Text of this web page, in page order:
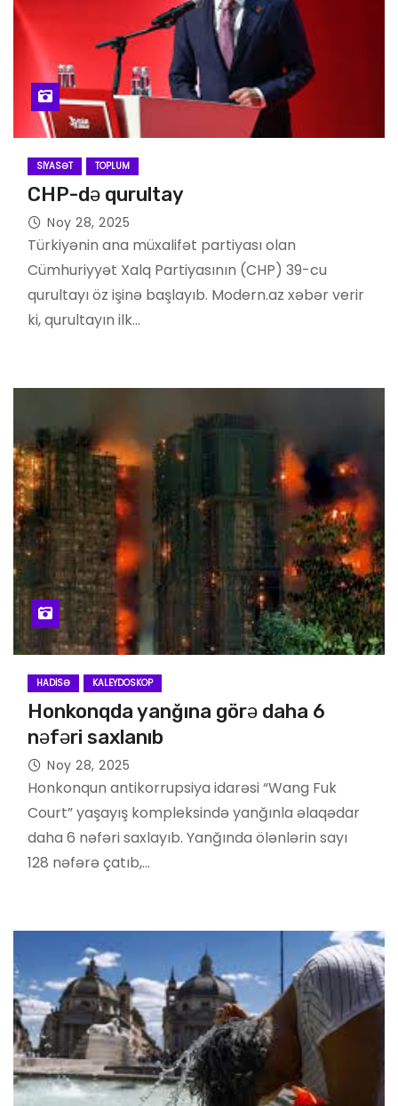
SIYASƏT TOPLUM
CHP-də qurultay
Noy 28, 2025
Türkiyənin ana müxalifət partiyası olan
Cümhuriyyət Xalq Partiyasının (CHP) 39-cu
qurultayı öz işinə başlayıb. Modern.az xəbər verir
ki, qurultayın ilk…
HADISƏ KALEYDOSKOP
Honkonqda yanğına görə daha 6
nəfəri saxlanıb
Noy 28, 2025
Honkonqun antikorrupsiya idarəsi “Wang Fuk
Court” yaşayış kompleksində yanğınla əlaqədar
daha 6 nəfəri saxlayıb. Yanğında ölənlərin sayı
128 nəfərə çatıb,…